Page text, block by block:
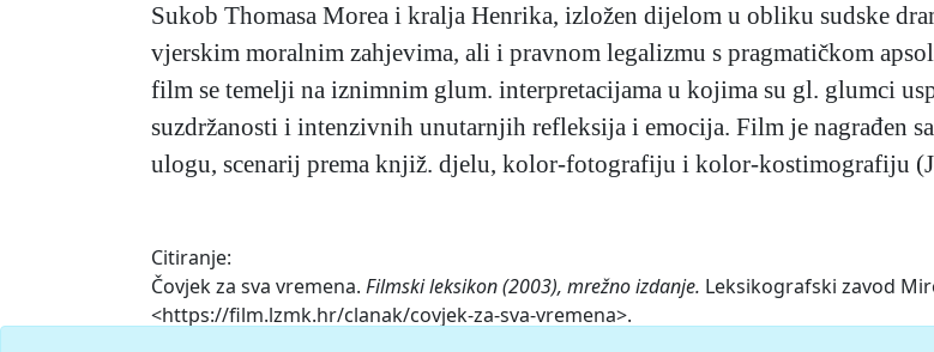
Sukob Thomasa Morea i kralja Henrika, izložen dijelom u obliku sudske
vjerskim moralnim zahjevima, ali i pravnom legalizmu s pragmatičkom
film se temelji na iznimnim glum. interpretacijama u kojima su gl. glumci
suzdržanosti i intenzivnih unutarnjih refleksija i emocija. Film je nagrađen
ulogu, scenarij prema knjiž. djelu, kolor-fotografiju i kolor-kostimografiju
Citiranje:
Čovjek za sva vremena. Filmski leksikon (2003), mrežno izdanje. Leksikografski zavod
<https://film.lzmk.hr/clanak/covjek-za-sva-vremena>.